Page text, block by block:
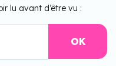
lu avant d’être vu :